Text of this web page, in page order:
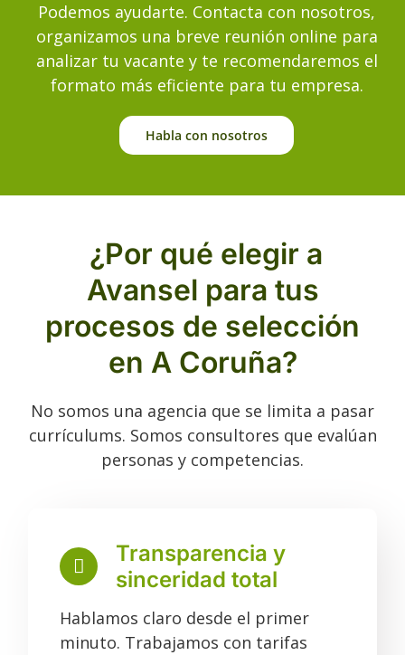
Podemos ayudarte. Contacta con nosotros,
organizamos una breve reunión online para
analizar tu vacante y te recomendaremos el
formato más eficiente para tu empresa.
Habla con nosotros
¿Por qué elegir a
Avansel para tus
procesos de selección
en A Coruña?
No somos una agencia que se limita a pasar
currículums. Somos consultores que evalúan
personas y competencias.
Transparencia y
sinceridad total
Hablamos claro desde el primer
minuto. Trabajamos con tarifas